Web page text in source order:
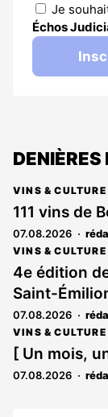
Je
Échos
VINS & CULTURE
111 vins de
07.08.2026
VINS & CULTURE
4e édition
Saint-
07.08.2026
VINS & CULTURE
[ Un mois,
07.08.2026